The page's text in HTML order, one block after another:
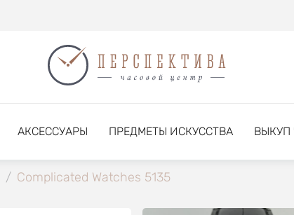
АКСЕССУАРЫ ПРЕДМЕТЫ ИСКУССТВА ВЫКУП
/ Complicated Watches 5135